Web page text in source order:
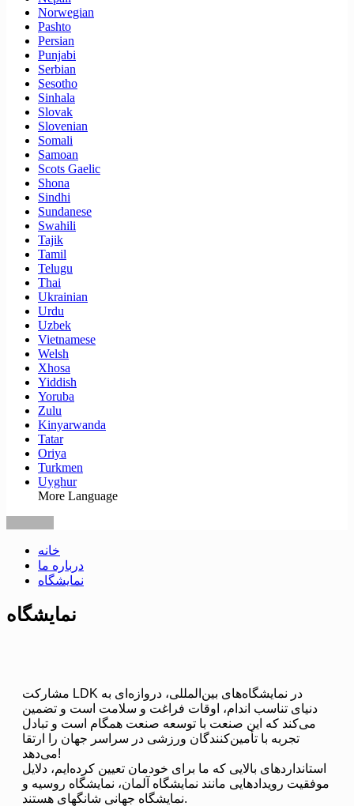
Norwegian
Pashto
Persian
Punjabi
Serbian
Sesotho
Sinhala
Slovak
Slovenian
Somali
Samoan
Scots Gaelic
Shona
Sindhi
Sundanese
Swahili
Tajik
Tamil
Telugu
Thai
Ukrainian
Urdu
Uzbek
Vietnamese
Welsh
Xhosa
Yiddish
Yoruba
Zulu
Kinyarwanda
Tatar
Oriya
Turkmen
Uyghur
More Language
خانه
درباره ما
نمایشگاه
نمایشگاه
مشارکت LDK در نمایشگاه‌های بین‌المللی، دروازه‌ای به
دنیای تناسب اندام، اوقات فراغت و سلامت است و تضمین
می‌کند که این صنعت با توسعه صنعت همگام است و تبادل
تجربه با تأمین‌کنندگان ورزشی در سراسر جهان را ارتقا
می‌دهد!
استانداردهای بالایی که ما برای خودمان تعیین کرده‌ایم، دلایل
موفقیت رویدادهایی مانند نمایشگاه آلمان، نمایشگاه روسیه و
نمایشگاه جهانی شانگهای هستند.